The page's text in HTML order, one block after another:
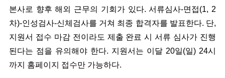
본사로 향후 해외 근무의 기회가 있다. 서류심사-면접(1, 2
차)-인성검사-신체검사를 거쳐 최종 합격자를 발표한다. 단,
지원서 접수 마감 전이라도 제출 완료 시 서류 심사가 진행
된다는 점을 유의해야 한다. 지원서는 이달 20일(일) 24시
까지 홈페이지 접수만 가능하다.